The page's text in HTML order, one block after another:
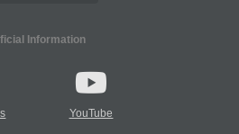
Information
YouTube